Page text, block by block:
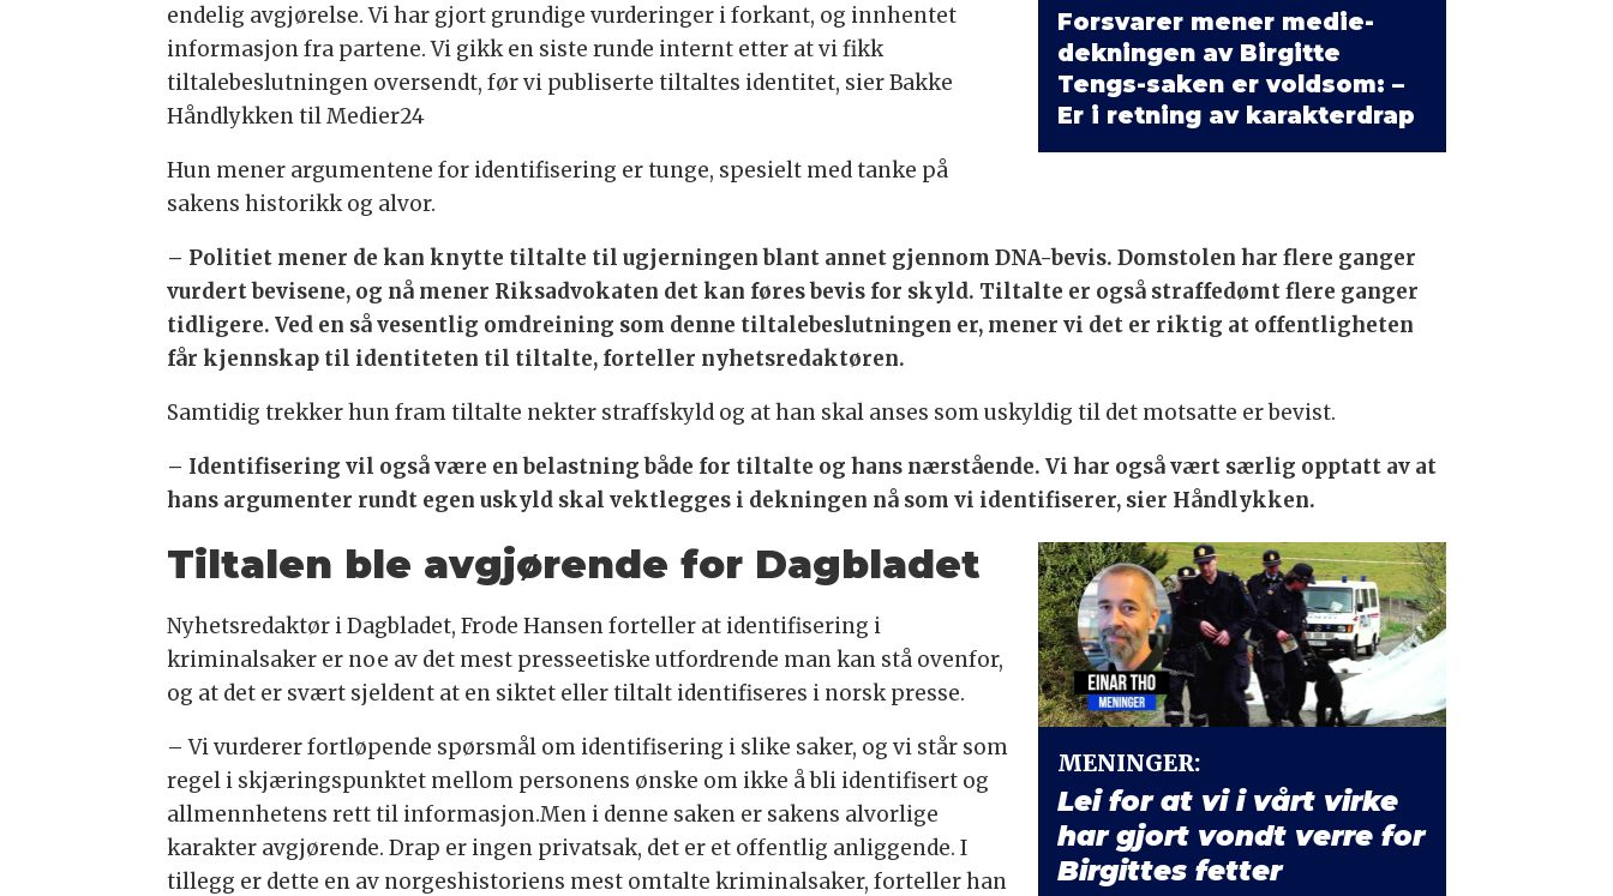
Forsvarer mener medie­
dekningen av Birgitte
Tengs-saken er voldsom: –
Er i retning av karakterdrap
endelig avgjørelse. Vi har gjort grundige vurderinger i forkant, og innhentet
informasjon fra partene. Vi gikk en siste runde internt etter at vi fikk
tiltalebeslutningen oversendt, før vi publiserte tiltaltes identitet, sier Bakke
Håndlykken til Medier24
Hun mener argumentene for identifisering er tunge, spesielt med tanke på
sakens historikk og alvor.
– Politiet mener de kan knytte tiltalte til ugjerningen blant annet gjennom DNA-bevis. Domstolen har flere ganger
vurdert bevisene, og nå mener Riksadvokaten det kan føres bevis for skyld. Tiltalte er også straffedømt flere ganger
tidligere. Ved en så vesentlig omdreining som denne tiltalebeslutningen er, mener vi det er riktig at offentligheten
får kjennskap til identiteten til tiltalte, forteller nyhetsredaktøren.
Samtidig trekker hun fram tiltalte nekter straffskyld og at han skal anses som uskyldig til det motsatte er bevist.
– Identifisering vil også være en belastning både for tiltalte og hans nærstående. Vi har også vært særlig opptatt av at
hans argumenter rundt egen uskyld skal vektlegges i dekningen nå som vi identifiserer, sier Håndlykken.
MENINGER:
Lei for at vi i vårt virke
har gjort vondt verre for
Birgittes fetter
Tiltalen ble avgjørende for Dagbladet
Nyhetsredaktør i Dagbladet, Frode Hansen forteller at identifisering i
kriminalsaker er noe av det mest presseetiske utfordrende man kan stå ovenfor,
og at det er svært sjeldent at en siktet eller tiltalt identifiseres i norsk presse.
– Vi vurderer fortløpende spørsmål om identifisering i slike saker, og vi står som
regel i skjæringspunktet mellom personens ønske om ikke å bli identifisert og
allmennhetens rett til informasjon.Men i denne saken er sakens alvorlige
karakter avgjørende. Drap er ingen privatsak, det er et offentlig anliggende. I
tillegg er dette en av norgeshistoriens mest omtalte kriminalsaker, forteller han